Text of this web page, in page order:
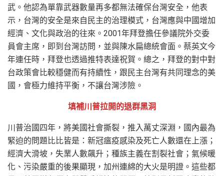
武。他認為單靠武器數量再多都無法確保台灣安全，他表
示，台灣的安全是來自民主的治理模式，台灣應與中國增加
經濟、文化與政治的往來。2001年拜登擔任參議院外交委
員會主席，即到台灣訪問，並與陳水扁總統會面。蔡英文今
年連任時，拜登也透過推特表達祝賀。總之，拜登的對中對
台政策會比較穩健而有持續性，跟民主台灣有共同理念的美
國，會極力維持平衡，不讓台灣涉險。
填補川普拉開的退群黑洞
川普治國四年，將美國社會撕裂，推入萬丈深淵，國內最為
緊迫的問題比比皆是：新冠瘟疫感染及死亡人數還在上漲；
經濟大滑坡，失業人數飆升；種族主義在割裂社會；氣候暖
化、污染嚴重的後果顯現，加州連綿的大火是明證。這些都